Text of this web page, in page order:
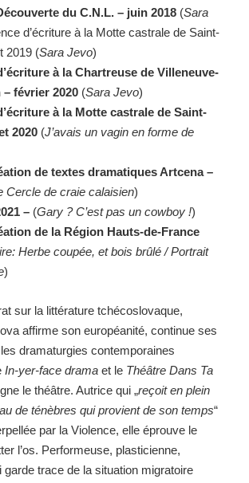
du C.N.L. – juin 2018 (Sara
d’écriture à la Motte castrale de Saint-
2019 (Sara Jevo)
à la Chartreuse de Villeneuve-
février 2020 (Sara Jevo)
à la Motte castrale de Saint-
2020 (J’avais un vagin en forme de
de textes dramatiques Artcena –
Cercle de craie calaisien)
– (Gary ? C’est pas un cowboy !)
de la Région Hauts-de-France
Herbe coupée, et bois brûlé / Portrait
)
sur la littérature tchécoslovaque,
affirme son européanité, continue ses
dramaturgies contemporaines
In-yer-face dramaet le Théâtre Dans Ta
le théâtre. Autrice qui „reçoit en plein
de ténèbres qui provient de son temps“
par la Violence, elle éprouve le
l’os. Performeuse, plasticienne,
garde trace de la situation migratoire